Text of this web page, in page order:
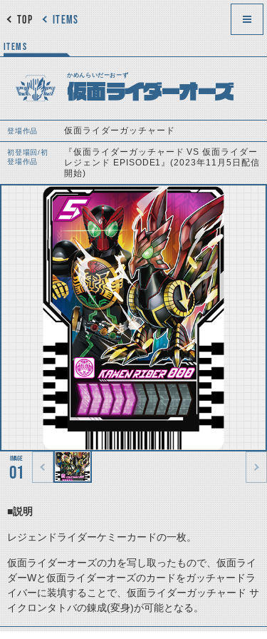
ITEMS
TOP
ITEMS
かめんらいだーおーず
仮面ライダーオーズ
登場作品 仮面ライダーガッチャード
初登場回/初
登場作品
『仮面ライダーガッチャード VS 仮面ライダー
レジェンド EPISODE1』(2023年11月5日配信
開始)
01
■説明
レジェンドライダーケミーカードの一枚。
仮面ライダーオーズの力を写し取ったもので、仮面ライ
ダーWと仮面ライダーオーズのカードをガッチャードラ
イバーに装填することで、仮面ライダーガッチャード サ
イクロンタトバの錬成(変身)が可能となる。